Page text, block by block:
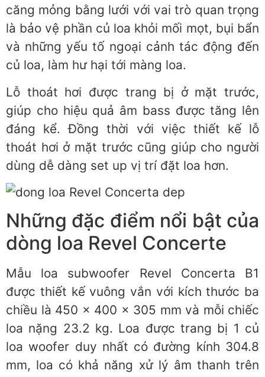
căng mỏng bằng lưới với vai trò quan trọng
là bảo vệ phần củ loa khỏi mối mọt, bụi bẩn
và những yếu tố ngoại cảnh tác động đến
củ loa, làm hư hại tới màng loa.
Lỗ thoát hơi được trang bị ở mặt trước,
giúp cho hiệu quả âm bass được tăng lên
đáng kể. Đồng thời với việc thiết kế lỗ
thoát hơi ở mặt trước cũng giúp cho người
dùng dễ dàng set up vị trí đặt loa hơn.
Những đặc điểm nổi bật của
dòng loa Revel Concerte
Mẫu loa subwoofer Revel Concerta B1
được thiết kế vuông vắn với kích thước ba
chiều là 450 x 400 x 305 mm và mỗi chiếc
loa nặng 23.2 kg. Loa được trang bị 1 củ
loa woofer duy nhất có đường kính 304.8
mm, loa có khả năng xử lý âm thanh trên